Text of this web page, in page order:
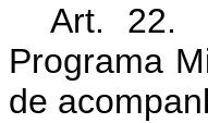
Art. 22.
Programa
de